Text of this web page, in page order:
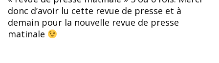
donc d’avoir lu cette revue de presse et à
demain pour la nouvelle revue de presse
matinale